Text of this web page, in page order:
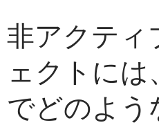
非アクティ
ェクトに
でどのよう